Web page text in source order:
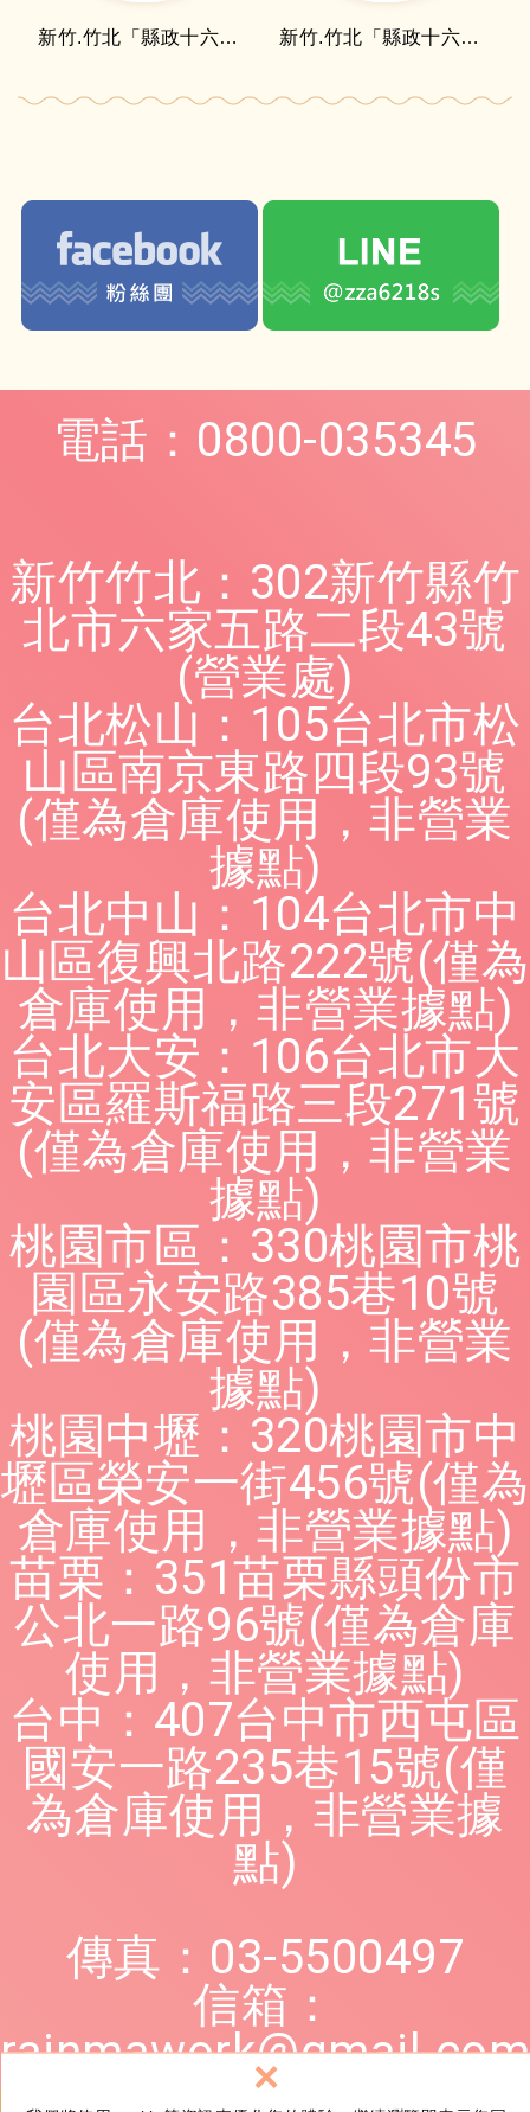
×
新竹.竹北「縣政十六街透天」檯面細清 新竹.竹北「縣政十六街透天」地板細清
電話：0800-035345
新竹竹北：302新竹縣竹
北市六家五路二段43號
(營業處)
台北松山：105台北市松
山區南京東路四段93號
(僅為倉庫使用，非營業
據點)
台北中山：104台北市中
山區復興北路222號(僅為
倉庫使用，非營業據點)
台北大安：106台北市大
安區羅斯福路三段271號
(僅為倉庫使用，非營業
據點)
桃園市區：330桃園市桃
園區永安路385巷10號
(僅為倉庫使用，非營業
據點)
桃園中壢：320桃園市中
壢區榮安一街456號(僅為
倉庫使用，非營業據點)
苗栗：351苗栗縣頭份市
公北一路96號(僅為倉庫
使用，非營業據點)
台中：407台中市西屯區
國安一路235巷15號(僅
為倉庫使用，非營業據
點)
傳真：03-5500497
信箱：
rainmawork@gmail.com